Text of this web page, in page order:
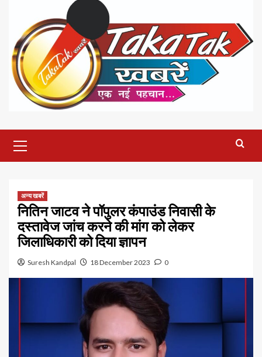
Menu
अन्य खबरें
नितिन जाटव ने पॉपुलर कंपाउंड निवासी के
दस्तावेज जांच करने की मांग को लेकर
जिलाधिकारी को दिया ज्ञापन
Suresh Kandpal 18 December 2023 0